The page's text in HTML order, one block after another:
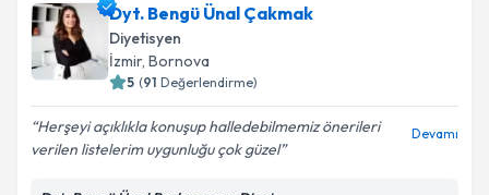
Takvim Talebini Gönder
Dyt. Rümeysa Türkiçin randevu takvimi talebi
oluşturun. Size bu uzmandan randevu almanız için bir
takvim hazırlandığında e-posta ile bilgilendireceğiz.
Dyt. Bengü Ünal Çakmak
Diyetisyen
İzmir, Bornova
5 (91 Değerlendirme)
Herşeyi açıklıkla konuşup halledebilmemiz önerileri
verilen listelerim uygunluğu çok güzel
Devamı